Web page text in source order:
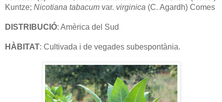
Kuntze; Nicotiana tabacum var. virginica (C. Agardh) Comes
DISTRIBUCIÓ: Amèrica del Sud
HÀBITAT: Cultivada i de vegades subespontània.